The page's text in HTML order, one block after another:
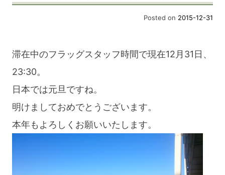
B&B Cafe ほんぐう
くまのエクスペリエンス
Posted on 2015-12-31
滞在中のフラッグスタッフ時間で現在12月31日、
23:30。
日本では元旦ですね。
明けましておめでとうございます。
本年もよろしくお願いいたします。